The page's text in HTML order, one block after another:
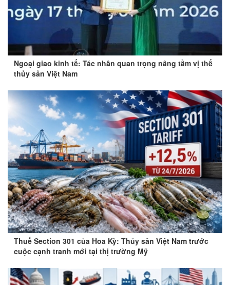
Ngoại giao kinh tế: Tác nhân quan trọng nâng tầm vị thế
thủy sản Việt Nam
Thuế Section 301 của Hoa Kỳ: Thủy sản Việt Nam trước
cuộc cạnh tranh mới tại thị trường Mỹ